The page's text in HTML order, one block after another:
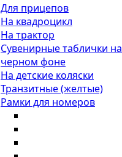
Для прицепов
На квадроцикл
На трактор
Сувенирные таблички на
черном фоне
На детские коляски
Транзитные (желтые)
Рамки для номеров